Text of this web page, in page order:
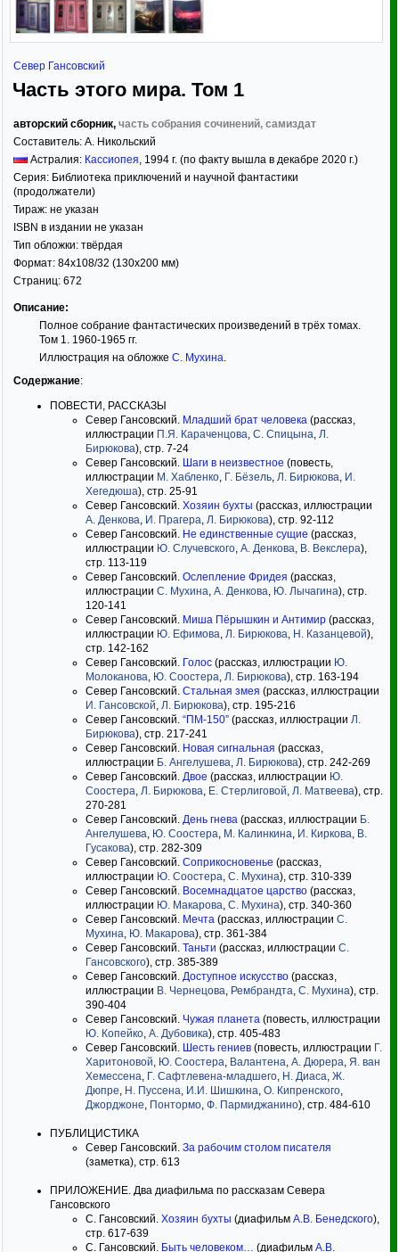
Север Гансовский
Часть этого мира. Том 1
авторский сборник, часть собрания сочинений, самиздат
Составитель: А. Никольский
Астралия: Кассиопея, 1994 г. (по факту вышла в декабре 2020 г.)
Серия: Библиотека приключений и научной фантастики
(продолжатели)
Тираж: не указан
ISBN в издании не указан
Тип обложки: твёрдая
Формат: 84x108/32 (130x200 мм)
Страниц: 672
Описание:
Полное собрание фантастических произведений в трёх томах.
Том 1. 1960-1965 гг.
Иллюстрация на обложке С. Мухина.
Содержание:
ПОВЕСТИ, РАССКАЗЫ
Север Гансовский. Младший брат человека (рассказ,
иллюстрации П.Я. Караченцова, С. Спицына, Л.
Бирюкова), стр. 7-24
Север Гансовский. Шаги в неизвестное (повесть,
иллюстрации М. Хабленко, Г. Бёзель, Л. Бирюкова, И.
Хегедюша), стр. 25-91
Север Гансовский. Хозяин бухты (рассказ, иллюстрации
А. Денкова, И. Прагера, Л. Бирюкова), стр. 92-112
Север Гансовский. Не единственные сущие (рассказ,
иллюстрации Ю. Случевского, А. Денкова, В. Векслера),
стр. 113-119
Север Гансовский. Ослепление Фридея (рассказ,
иллюстрации С. Мухина, А. Денкова, Ю. Лычагина), стр.
120-141
Север Гансовский. Миша Пёрышкин и Антимир (рассказ,
иллюстрации Ю. Ефимова, Л. Бирюкова, Н. Казанцевой),
стр. 142-162
Север Гансовский. Голос (рассказ, иллюстрации Ю.
Молоканова, Ю. Соостера, Л. Бирюкова), стр. 163-194
Север Гансовский. Стальная змея (рассказ, иллюстрации
И. Гансовской, Л. Бирюкова), стр. 195-216
Север Гансовский. “ПМ-150” (рассказ, иллюстрации Л.
Бирюкова), стр. 217-241
Север Гансовский. Новая сигнальная (рассказ,
иллюстрации Б. Ангелушева, Л. Бирюкова), стр. 242-269
Север Гансовский. Двое (рассказ, иллюстрации Ю.
Соостера, Л. Бирюкова, Е. Стерлиговой, Л. Матвеева), стр.
270-281
Север Гансовский. День гнева (рассказ, иллюстрации Б.
Ангелушева, Ю. Соостера, М. Калинкина, И. Киркова, В.
Гусакова), стр. 282-309
Север Гансовский. Соприкосновенье (рассказ,
иллюстрации Ю. Соостера, С. Мухина), стр. 310-339
Север Гансовский. Восемнадцатое царство (рассказ,
иллюстрации Ю. Макарова, С. Мухина), стр. 340-360
Север Гансовский. Мечта (рассказ, иллюстрации С.
Мухина, Ю. Макарова), стр. 361-384
Север Гансовский. Таньти (рассказ, иллюстрации С.
Гансовского), стр. 385-389
Север Гансовский. Доступное искусство (рассказ,
иллюстрации В. Чернецова, Рембрандта, С. Мухина), стр.
390-404
Север Гансовский. Чужая планета (повесть, иллюстрации
Ю. Копейко, А. Дубовика), стр. 405-483
Север Гансовский. Шесть гениев (повесть, иллюстрации Г.
Харитоновой, Ю. Соостера, Валантена, А. Дюрера, Я. ван
Хемессена, Г. Сафтлевена-младшего, Н. Диаса, Ж.
Дюпре, Н. Пуссена, И.И. Шишкина, О. Кипренского,
Джорджоне, Понтормо, Ф. Пармиджанино), стр. 484-610
ПУБЛИЦИСТИКА
Север Гансовский. За рабочим столом писателя
(заметка), стр. 613
ПРИЛОЖЕНИЕ. Два диафильма по рассказам Севера
Гансовского
С. Гансовский. Хозяин бухты (диафильм А.В. Бенедского),
стр. 617-639
С. Гансовский. Быть человеком… (диафильм А.В.